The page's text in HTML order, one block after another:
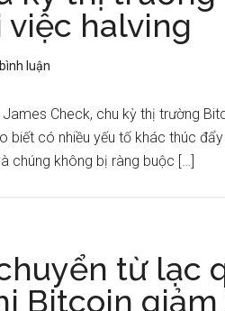
việc halving
luận
Check, chu kỳ thị trường
biết có nhiều yếu tố khác thúc
chúng không bị ràng buộc […]
từ lạc
Bitcoin